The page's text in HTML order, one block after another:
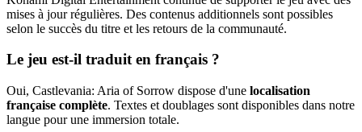
mises à jour régulières. Des contenus additionnels sont possibles
selon le succès du titre et les retours de la communauté.
Le jeu est-il traduit en français ?
Oui, Castlevania: Aria of Sorrow dispose d'une localisation
française complète. Textes et doublages sont disponibles dans notre
langue pour une immersion totale.